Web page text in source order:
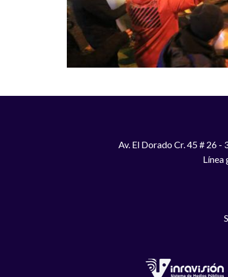
Av. El Dorado Cr. 45 # 26
Línea